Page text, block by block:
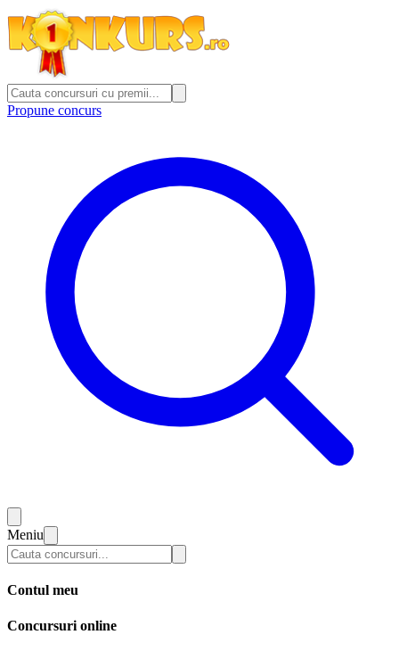
Propune concurs
Meniu
Contul meu
Concursuri online